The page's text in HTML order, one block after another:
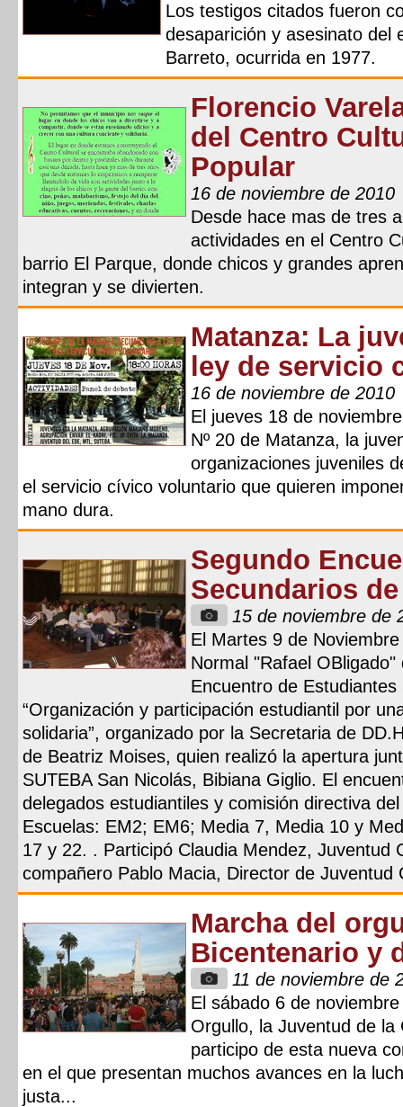
Los testigos citados fueron
desaparición y asesinato del
Barreto, ocurrida en 1977.
Florencio
del Centro
Popular
16 de noviembre de 2010
Desde hace mas de tres
actividades en el Centro
barrio El Parque, donde chicos y grandes
integran y se divierten.
Matanza: La
ley de servicio
16 de noviembre de 2010
El jueves 18 de
Nº 20 de Matanza, la
organizaciones juveniles
el servicio cívico voluntario que quieren
mano dura.
Segundo
Secundarios
15 de noviembre de
El Martes 9 de
Normal "Rafael
Encuentro de
“Organización y participación estudiantil por
solidaria”, organizado por la Secretaria de
de Beatriz Moises, quien realizó la apertura
SUTEBA San Nicolás, Bibiana Giglio. El
delegados estudiantiles y comisión directiva
Escuelas: EM2; EM6; Media 7, Media 10 y
17 y 22. . Participó Claudia Mendez, Juventud
compañero Pablo Macia, Director de Juventud
Marcha del
Bicentenario y
11 de noviembre de
El sábado 6 de
Orgullo, la Juventud de la
participo de esta nueva
en el que presentan muchos avances en la
justa...